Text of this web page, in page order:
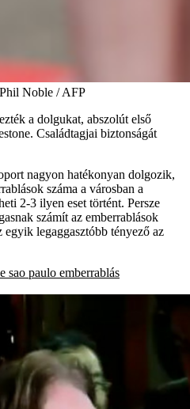
Noble / AFP
a dolgukat, abszolút első
Családtagjai biztonságát
nagyon hatékonyan dolgozik,
száma a városban a
2-3 ilyen eset történt. Persze
számít az emberrablások
egyik legaggasztóbb tényező az
sao paulo emberrablás